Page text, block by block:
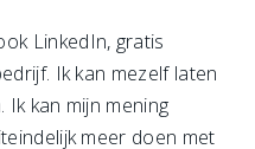
LinkedIn, gratis
Ik kan mezelf laten
kan mijn mening
meer doen met